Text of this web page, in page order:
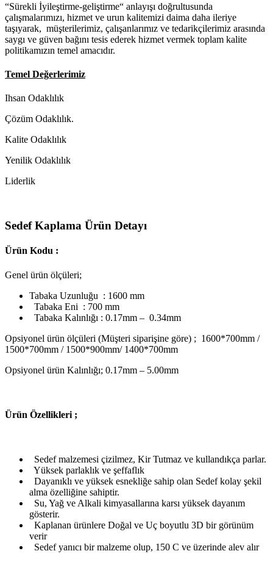
“Sürekli İyileştirme-geliştirme“ anlayışı doğrultusunda
çalışmalarımızı, hizmet ve urun kalitemizi daima daha ileriye
taşıyarak, müşterilerimiz, çalışanlarımız ve tedarikçilerimiz arasında
saygı ve güven bağını tesis ederek hizmet vermek toplam kalite
politikamızın temel amacıdır.
Temel Değerlerimiz
Ihsan Odaklılık
Çözüm Odaklılık.
Kalite Odaklılık
Yenilik Odaklılık
Liderlik
Sedef Kaplama Ürün Detayı
Ürün Kodu :
Genel ürün ölçüleri;
Tabaka Uzunluğu : 1600 mm
Tabaka Eni : 700 mm
Tabaka Kalınlığı : 0.17mm – 0.34mm
Opsiyonel ürün ölçüleri (Müşteri siparişine göre) ; 1600*700mm /
1500*700mm / 1500*900mm/ 1400*700mm
Opsiyonel ürün Kalınlığı; 0.17mm – 5.00mm
Ürün Özellikleri ;
Sedef malzemesi çizilmez, Kir Tutmaz ve kullandıkça parlar.
Yüksek parlaklık ve şeffaflık
Dayanıklı ve yüksek esnekliğe sahip olan Sedef kolay şekil
alma özelliğine sahiptir.
Su, Yağ ve Alkali kimyasallarına karsı yüksek dayanım
gösterir.
Kaplanan ürünlere Doğal ve Uç boyutlu 3D bir görünüm
verir
Sedef yanıcı bir malzeme olup, 150 C ve üzerinde alev alır